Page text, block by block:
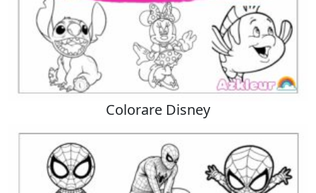
Colorare Disney